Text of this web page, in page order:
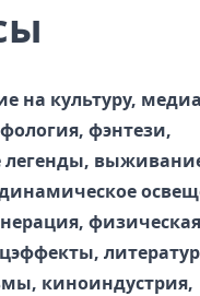
на культуру,
фэнтези,
легенды,
физическая
киноиндустрия,